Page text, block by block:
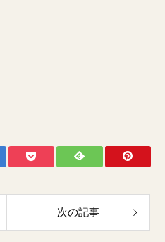
次の記事